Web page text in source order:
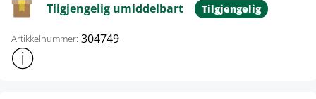
Tilgjengelig umiddelbart Tilgjengelig
Artikkelnummer: 304749
Vis mer produktinformasjon